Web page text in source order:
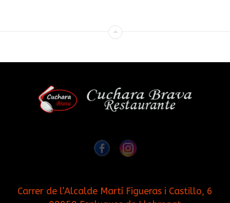
Carrer de l’Alcalde Martí Figueras i Castillo, 6